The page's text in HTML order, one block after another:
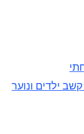
ילדים ונוער